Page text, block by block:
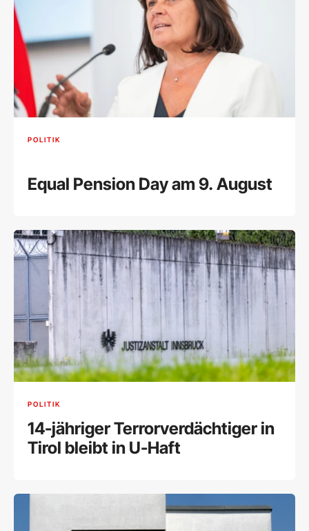
POLITIK
Equal Pension Day am 9. August
POLITIK
14-jähriger Terrorverdächtiger in
Tirol bleibt in U-Haft